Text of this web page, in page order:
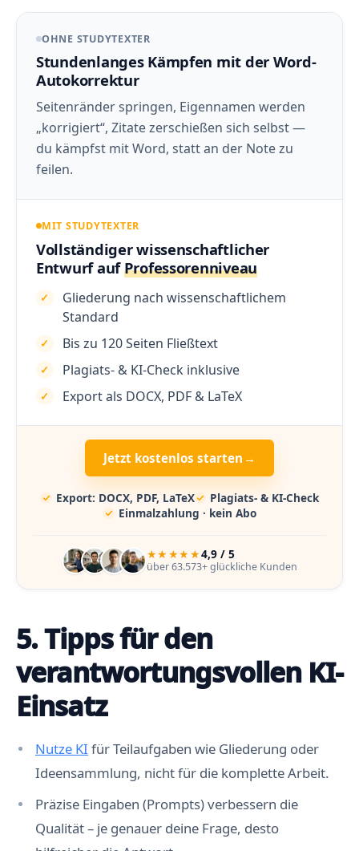
OHNE STUDYTEXTER
Stundenlanges Kämpfen mit der Word-
Autokorrektur
Seitenränder springen, Eigennamen werden
„korrigiert“, Zitate zerschießen sich selbst —
du kämpfst mit Word, statt an der Note zu
feilen.
MIT STUDYTEXTER
Vollständiger wissenschaftlicher
Entwurf auf Professorenniveau
Gliederung nach wissenschaftlichem
Standard
Bis zu 120 Seiten Fließtext
Plagiats- & KI-Check inklusive
Export als DOCX, PDF & LaTeX
Jetzt kostenlos starten →
Export: DOCX, PDF, LaTeX
Plagiats- & KI-Check
Einmalzahlung · kein Abo
★★★★★4,9 / 5
über 63.573+ glückliche Kunden
5. Tipps für den
verantwortungsvollen KI-
Einsatz
Nutze KI für Teilaufgaben wie Gliederung oder
Ideensammlung, nicht für die komplette Arbeit.
Präzise Eingaben (Prompts) verbessern die
Qualität – je genauer deine Frage, desto